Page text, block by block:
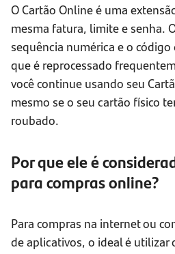
O Cartão Online é uma
mesma fatura, limite e senha.
sequência numérica e o código
que é reprocessado
você continue usando seu
mesmo se o seu cartão físico
roubado.
Por que ele é
para compras online?
Para compras na internet ou
de aplicativos, o ideal é utilizar